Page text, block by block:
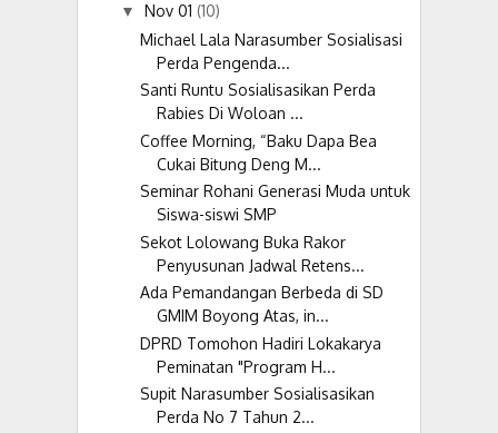
▼ Nov 01 (10)
Michael Lala Narasumber Sosialisasi
Perda Pengenda...
Santi Runtu Sosialisasikan Perda
Rabies Di Woloan ...
Coffee Morning, “Baku Dapa Bea
Cukai Bitung Deng M...
Seminar Rohani Generasi Muda untuk
Siswa-siswi SMP
Sekot Lolowang Buka Rakor
Penyusunan Jadwal Retens...
Ada Pemandangan Berbeda di SD
GMIM Boyong Atas, in...
DPRD Tomohon Hadiri Lokakarya
Peminatan "Program H...
Supit Narasumber Sosialisasikan
Perda No 7 Tahun 2...